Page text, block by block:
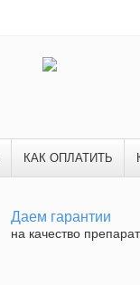
КАК ОПЛАТИТЬ
Даем гарантии
на качество